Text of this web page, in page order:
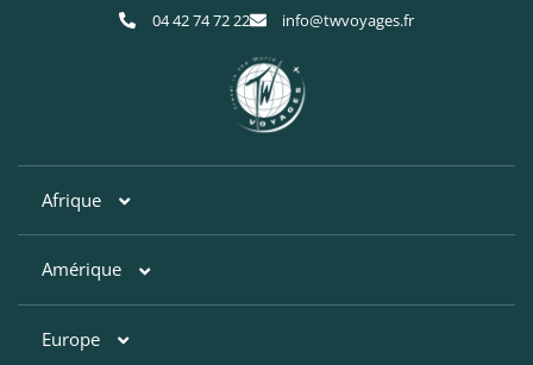
04 42 74 72 22 info@twvoyages.fr
Afrique
Afrique du Sud
Botswana
Amérique
Argentine
Europe